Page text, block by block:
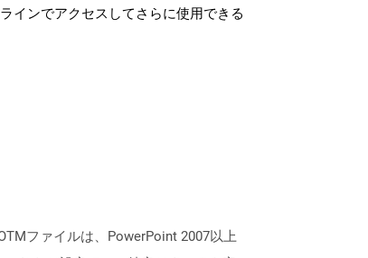
インでアクセスしてさらに使用できる
ファイルは、PowerPoint 2007以上